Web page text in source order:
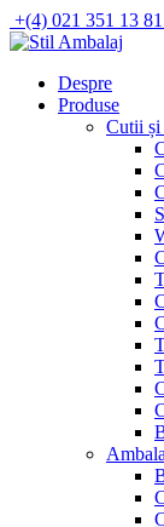
Skip
to
+(4) 021 351 13 81
Despre
Produse
Cutii și